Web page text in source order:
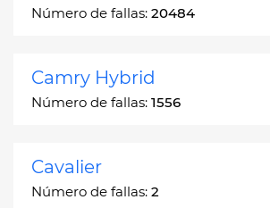
Número de fallas: 20484
Camry Hybrid
Número de fallas: 1556
Cavalier
Número de fallas: 2